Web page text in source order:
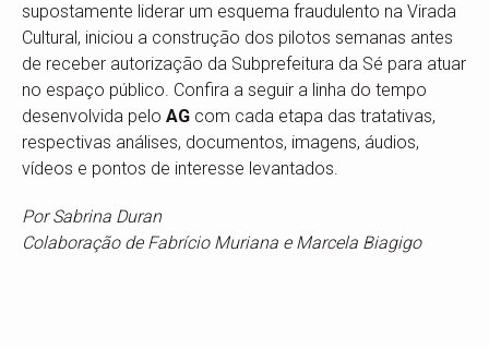
supostamente liderar um esquema fraudulento na Virada
Cultural, iniciou a construção dos pilotos semanas antes
de receber autorização da Subprefeitura da Sé para atuar
no espaço público. Confira a seguir a linha do tempo
desenvolvida pelo AG com cada etapa das tratativas,
respectivas análises, documentos, imagens, áudios,
vídeos e pontos de interesse levantados.
Por Sabrina Duran
Colaboração de Fabrício Muriana e Marcela Biagigo